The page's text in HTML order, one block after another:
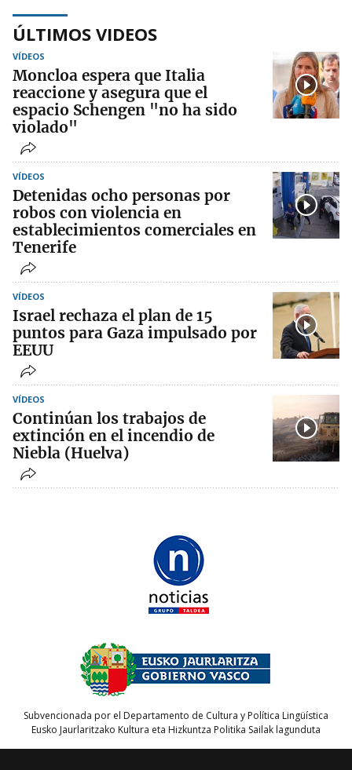
ÚLTIMOS VIDEOS
VÍDEOS
Moncloa espera que Italia
reaccione y asegura que el
espacio Schengen "no ha sido
violado"
VÍDEOS
Detenidas ocho personas por
robos con violencia en
establecimientos comerciales en
Tenerife
VÍDEOS
Israel rechaza el plan de 15
puntos para Gaza impulsado por
EEUU
VÍDEOS
Continúan los trabajos de
extinción en el incendio de
Niebla (Huelva)
Subvencionada por el Departamento de Cultura y Política Lingüística
Eusko Jaurlaritzako Kultura eta Hizkuntza Politika Sailak lagunduta